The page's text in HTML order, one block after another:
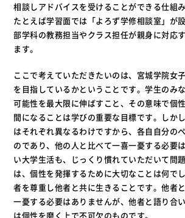
相談しアドバイスを受けることができる仕組
たとえば学習面では「よろず学修相談室」が
部学科の教務担当やクラス担任が親身に対応
ます。
ここで考えていただきたいのは、宮城学院女
を目指しているかということです。学生のみ
可能性を最大限に伸ばすこと、その意味で個
間になることは学びの重要な目標です。しか
はそれぞれ異なるわけですから、各自自分の
のであり、他の人と比べて一喜一憂する必要
い大学生活も、じっくり慣れていただいて問
は、個性を発揮するために大切なことは何で
者を尊重し他者と共に生きることです。他者
一憂する必要はありませんが、他者と語り合
は個性を磨く上で不可欠のものです。